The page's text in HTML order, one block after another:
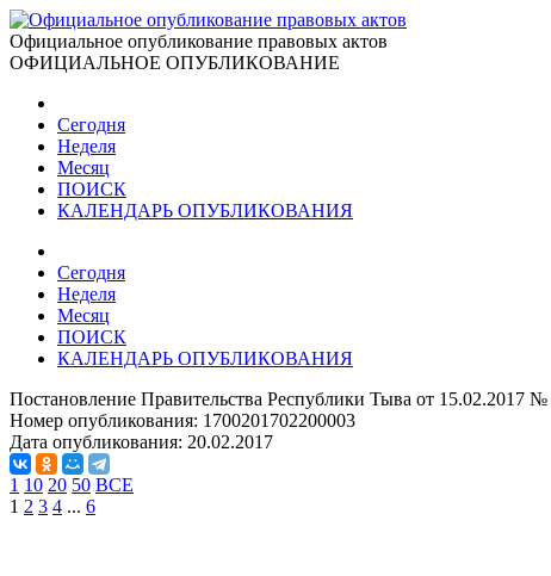
Официальное опубликование правовых актов
ОФИЦИАЛЬНОЕ ОПУБЛИКОВАНИЕ
Сегодня
Неделя
Месяц
ПОИСК
КАЛЕНДАРЬ ОПУБЛИКОВАНИЯ
Сегодня
Неделя
Месяц
ПОИСК
КАЛЕНДАРЬ ОПУБЛИКОВАНИЯ
Постановление Правительства Республики Тыва от 15.02.2017
Номер опубликования: 1700201702200003
Дата опубликования: 20.02.2017
1 10 20 50 ВСЕ
1 2 3 4 ... 6